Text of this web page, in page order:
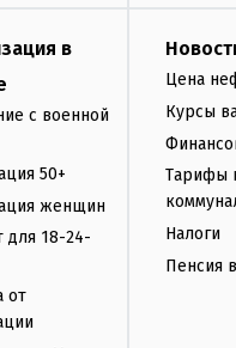
в
с военной
50+
женщин
для 18-24-
от
Цена
Курсы
Тарифы
Налоги
Пенсия